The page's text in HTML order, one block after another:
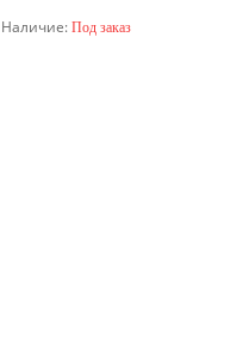
По запросу
Наличие: Под заказ